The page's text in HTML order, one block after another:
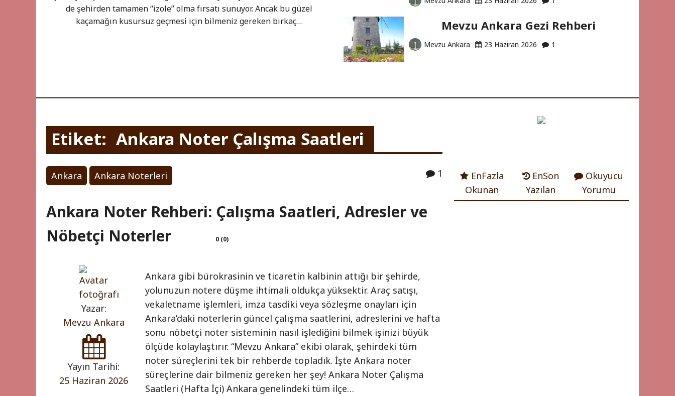
de şehirden tamamen “izole” olma fırsatı sunuyor. Ancak bu güzel
kaçamağın kusursuz geçmesi için bilmeniz gereken birkaç…
Mevzu Ankara Gezi Rehberi
Mevzu Ankara 23 Haziran 2026 1
Etiket: Ankara Noter Çalışma Saatleri
Ankara Ankara Noterleri 1
Ankara Noter Rehberi: Çalışma Saatleri, Adresler ve
Nöbetçi Noterler
0 (0)
Yazar:
Mevzu Ankara
Yayın Tarihi:
25 Haziran 2026
Ankara gibi bürokrasinin ve ticaretin kalbinin attığı bir şehirde,
yolunuzun notere düşme ihtimali oldukça yüksektir. Araç satışı,
vekaletname işlemleri, imza tasdiki veya sözleşme onayları için
Ankara’daki noterlerin güncel çalışma saatlerini, adreslerini ve hafta
sonu nöbetçi noter sisteminin nasıl işlediğini bilmek işinizi büyük
ölçüde kolaylaştırır. “Mevzu Ankara” ekibi olarak, şehirdeki tüm
noter süreçlerini tek bir rehberde topladık. İşte Ankara noter
süreçlerine dair bilmeniz gereken her şey! Ankara Noter Çalışma
Saatleri (Hafta İçi) Ankara genelindeki tüm ilçe…
EnFazla
Okunan
EnSon
Yazılan
Okuyucu
Yorumu